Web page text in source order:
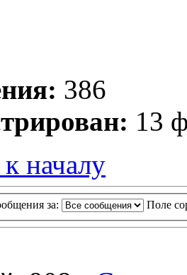
386
13
началу
за: Поле